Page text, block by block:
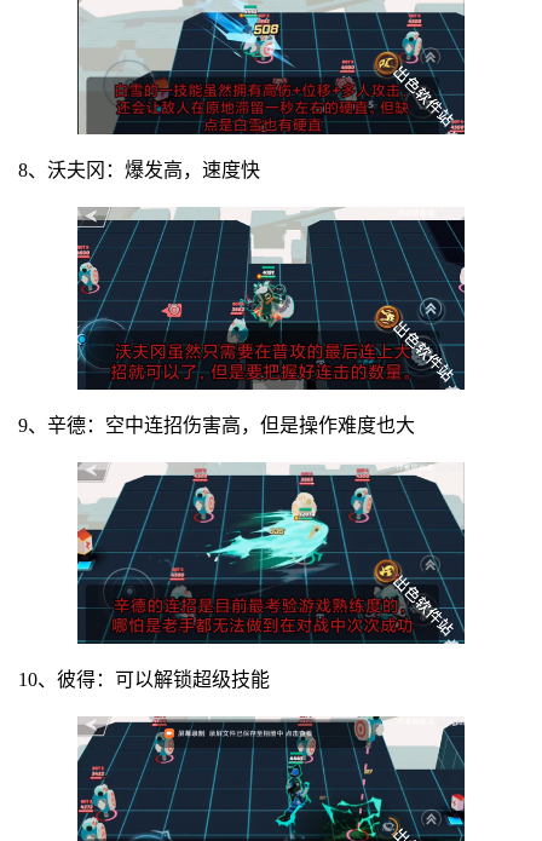
8、沃夫冈：爆发高，速度快
9、辛德：空中连招伤害高，但是操作难度也大
10、彼得：可以解锁超级技能